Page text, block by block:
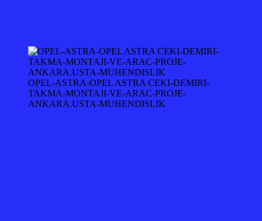
OPEL-ASTRA-OPEL ASTRA CEKI-DEMIRI-
TAKMA-MONTAJI-VE-ARAC-PROJE-
ANKARA.USTA-MUHENDISLIK